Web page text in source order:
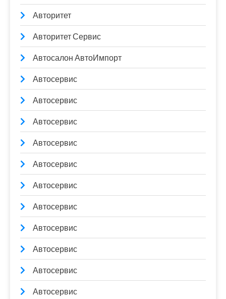
Авторитет
Авторитет Сервис
Автосалон АвтоИмпорт
Автосервис
Автосервис
Автосервис
Автосервис
Автосервис
Автосервис
Автосервис
Автосервис
Автосервис
Автосервис
Автосервис